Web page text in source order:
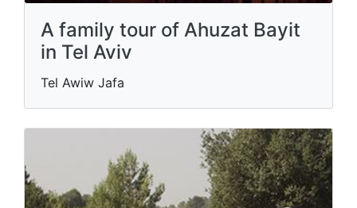
A family tour of Ahuzat Bayit
in Tel Aviv
Tel Awiw Jafa